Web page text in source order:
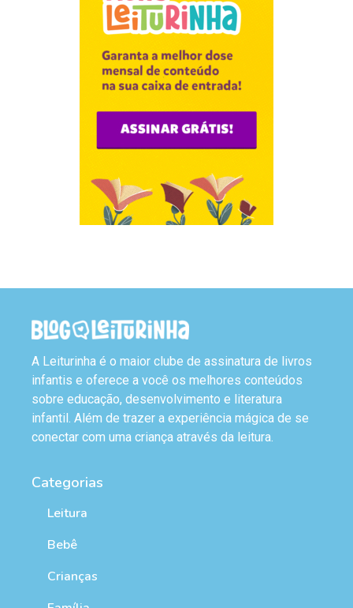
A Leiturinha é o maior clube de assinatura de livros
infantis e oferece a você os melhores conteúdos
sobre educação, desenvolvimento e literatura
infantil. Além de trazer a experiência mágica de se
conectar com uma criança através da leitura.
Categorias
Leitura
Bebê
Crianças